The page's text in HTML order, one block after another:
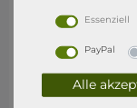
Montag
Dienstag
Mittwoch 10 - 12
Essenziell
PayPal
Alle